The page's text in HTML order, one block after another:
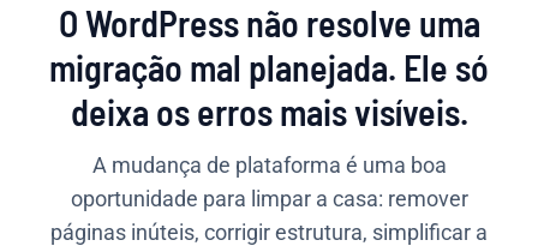
O WordPress não resolve uma
migração mal planejada. Ele só
deixa os erros mais visíveis.
A mudança de plataforma é uma boa
oportunidade para limpar a casa: remover
páginas inúteis, corrigir estrutura, simplificar a